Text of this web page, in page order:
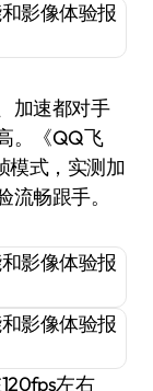
加速都对手
。《QQ飞
模式，实测加
畅跟手。
左右